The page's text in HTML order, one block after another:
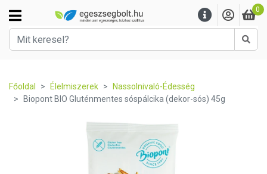
0
Főoldal Élelmiszerek
Nassolnivaló-Édesség
Biopont BIO Gluténmentes sóspálcika (dekor-sós) 45g